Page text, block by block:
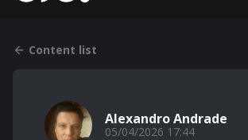
Content list
Alexandro Andrade
05/04/2026 17:44